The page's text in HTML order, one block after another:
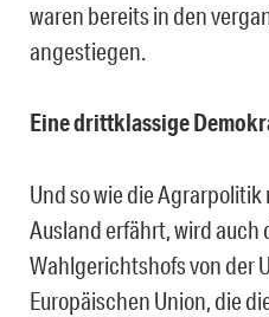
waren bereits in den
angestiegen.
Eine drittklassige
Und so wie die
Ausland erfährt, wird auch
Wahlgerichtshofs von der
Europäischen Union, die